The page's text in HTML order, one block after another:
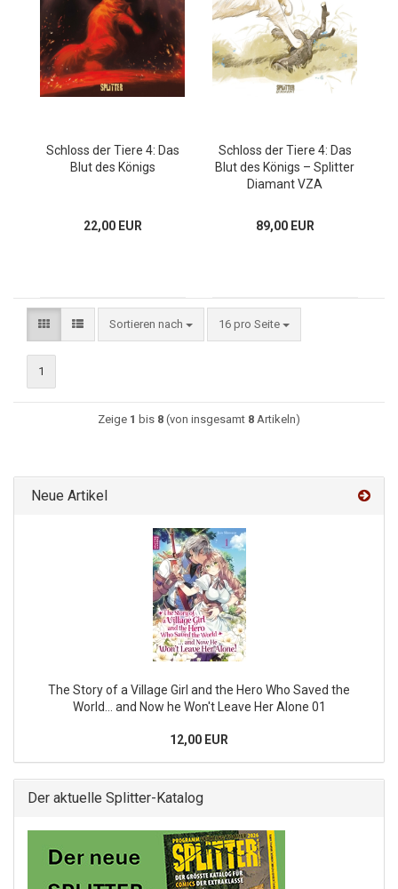
Schloss der Tiere 4: Das
Blut des Königs
22,00 EUR
Schloss der Tiere 4: Das
Blut des Königs – Splitter
Diamant VZA
89,00 EUR
Sortieren nach 16 pro Seite
1
Zeige 1 bis 8 (von insgesamt 8 Artikeln)
Neue Artikel
The Story of a Village Girl and the Hero Who Saved the
World... and Now he Won't Leave Her Alone 01
12,00 EUR
Der aktuelle Splitter-Katalog